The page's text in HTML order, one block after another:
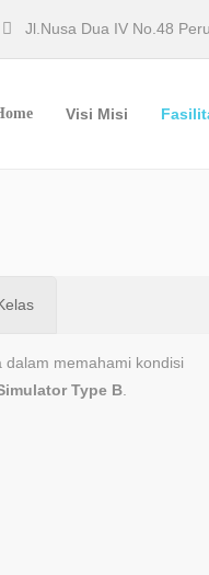
Jl.Nusa Dua IV No.48
Visi Misi
memahami kondisi
Type B